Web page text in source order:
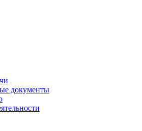
документы